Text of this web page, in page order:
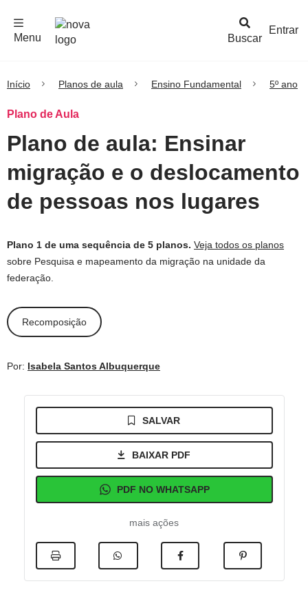
Buscar
Menu
Entrar
Início Planos de aula Ensino Fundamental 5º ano
Plano de Aula
Plano de aula: Ensinar
migração e o deslocamento
de pessoas nos lugares
Plano 1 de uma sequência de 5 planos. Veja todos os planos
sobre Pesquisa e mapeamento da migração na unidade da
federação.
Recomposição
Por: Isabela Santos Albuquerque
SALVAR
BAIXAR PDF
PDF NO WHATSAPP
mais ações